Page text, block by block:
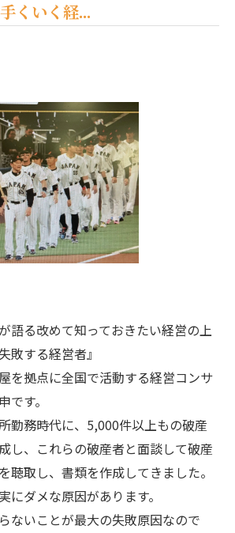
くいく経...
語る改めて知っておきたい経営の上
敗する経営者』
を拠点に全国で活動する経営コンサ
です。
勤務時代に、5,000件以上もの破産
し、これらの破産者と面談して破産
聴取し、書類を作成してきました。
にダメな原因があります。
ないことが最大の失敗原因なので